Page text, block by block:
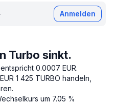
Anmelden
Turbo sinkt.
0.0007 EUR.
1 425 TURBO handeln,
um 7.05 %